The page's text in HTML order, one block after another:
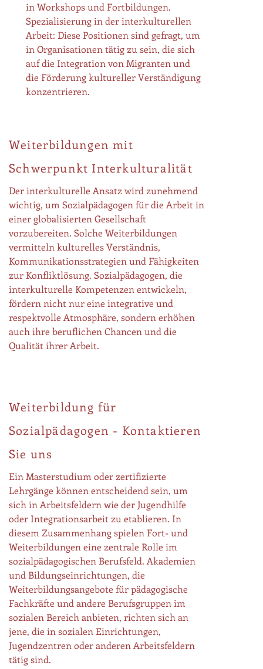
in Workshops und Fortbildungen.
Spezialisierung in der interkulturellen
Arbeit: Diese Positionen sind gefragt, um
in Organisationen tätig zu sein, die sich
auf die Integration von Migranten und
die Förderung kultureller Verständigung
konzentrieren.
Weiterbildungen mit
Schwerpunkt Interkulturalität
Der interkulturelle Ansatz wird zunehmend
wichtig, um Sozialpädagogen für die Arbeit in
einer globalisierten Gesellschaft
vorzubereiten. Solche Weiterbildungen
vermitteln kulturelles Verständnis,
Kommunikationsstrategien und Fähigkeiten
zur Konfliktlösung. Sozialpädagogen, die
interkulturelle Kompetenzen entwickeln,
fördern nicht nur eine integrative und
respektvolle Atmosphäre, sondern erhöhen
auch ihre beruflichen Chancen und die
Qualität ihrer Arbeit.
Weiterbildung für
Sozialpädagogen - Kontaktieren
Sie uns
Ein Masterstudium oder zertifizierte
Lehrgänge können entscheidend sein, um
sich in Arbeitsfeldern wie der Jugendhilfe
oder Integrationsarbeit zu etablieren. In
diesem Zusammenhang spielen Fort- und
Weiterbildungen eine zentrale Rolle im
sozialpädagogischen Berufsfeld. Akademien
und Bildungseinrichtungen, die
Weiterbildungsangebote für pädagogische
Fachkräfte und andere Berufsgruppen im
sozialen Bereich anbieten, richten sich an
jene, die in sozialen Einrichtungen,
Jugendzentren oder anderen Arbeitsfeldern
tätig sind.